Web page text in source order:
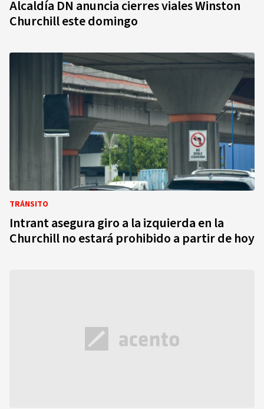
Alcaldía DN anuncia cierres viales Winston
Churchill este domingo
TRÁNSITO
Intrant asegura giro a la izquierda en la
Churchill no estará prohibido a partir de hoy